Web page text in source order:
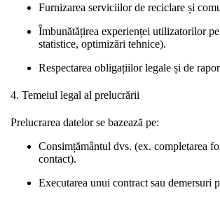
Furnizarea serviciilor de reciclare și
Îmbunătățirea experienței utilizatorilor
statistice, optimizări tehnice).
Respectarea obligațiilor legale și de
4. Temeiul legal al prelucrării
Prelucrarea datelor se bazează pe:
Consimțământul dvs. (ex. completarea
contact).
Executarea unui contract sau demersuri